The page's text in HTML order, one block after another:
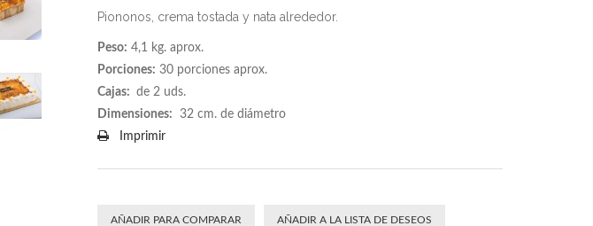
Piononos, crema tostada y nata alrededor.
Peso: 4,1 kg. aprox.
Porciones: 30 porciones aprox.
Cajas: de 2 uds.
Dimensiones:
32 cm. de diámetro
Imprimir
AÑADIR PARA COMPARAR AÑADIR A LA LISTA DE DESEOS